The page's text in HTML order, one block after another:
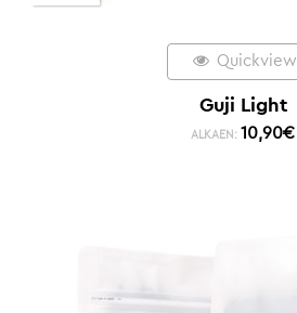
Quickview
Guji Light
ALKAEN: 10,90€